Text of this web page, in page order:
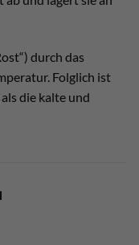
durch das
Folglich ist
die kalte und